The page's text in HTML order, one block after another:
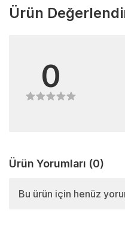
Ürün
0
Ürün Yorumları (0)
Bu ürün için henüz